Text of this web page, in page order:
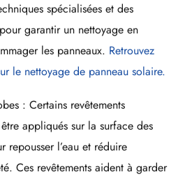
spécialisées et des
garantir un nettoyage en
les panneaux. Retrouvez
le nettoyage de panneau solaire.
: Certains revêtements
appliqués sur la surface des
repousser l’eau et réduire
Ces revêtements aident à garder